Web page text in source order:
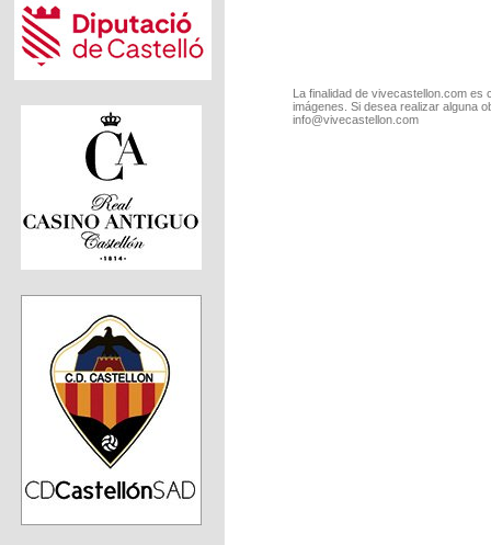
La finalidad de vivecastellon.com
imágenes. Si desea realizar alguna
info@vivecastellon.com